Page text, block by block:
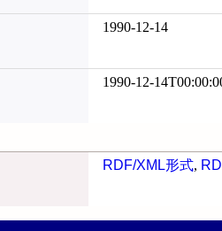
1990-12-14
1990-12-
RDF/XML形式,